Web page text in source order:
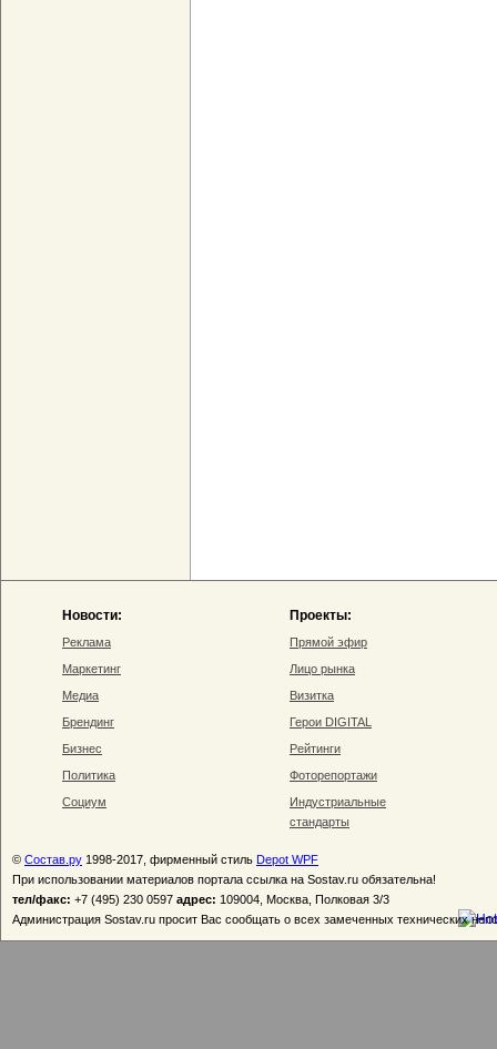
Новости:
Реклама
Маркетинг
Медиа
Брендинг
Бизнес
Политика
Социум
Проекты:
Прямой эфир
Лицо рынка
Визитка
Герои DIGITAL
Рейтинги
Фоторепортажи
Индустриальные
стандарты
© Состав.ру 1998-2017, фирменный стиль Depot WPF
При использовании материалов портала ссылка на Sostav.ru обязательна!
тел/факс: +7 (495) 230 0597 адрес: 109004, Москва, Полковая 3/3
Администрация Sostav.ru просит Вас сообщать о всех замеченных технических